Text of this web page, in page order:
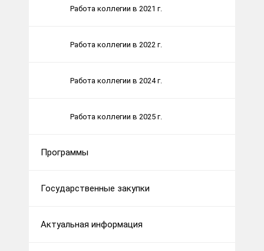
Работа коллегии в 2021 г.
Работа коллегии в 2022 г.
Работа коллегии в 2024 г.
Работа коллегии в 2025 г.
Программы
Государственные закупки
Актуальная информация